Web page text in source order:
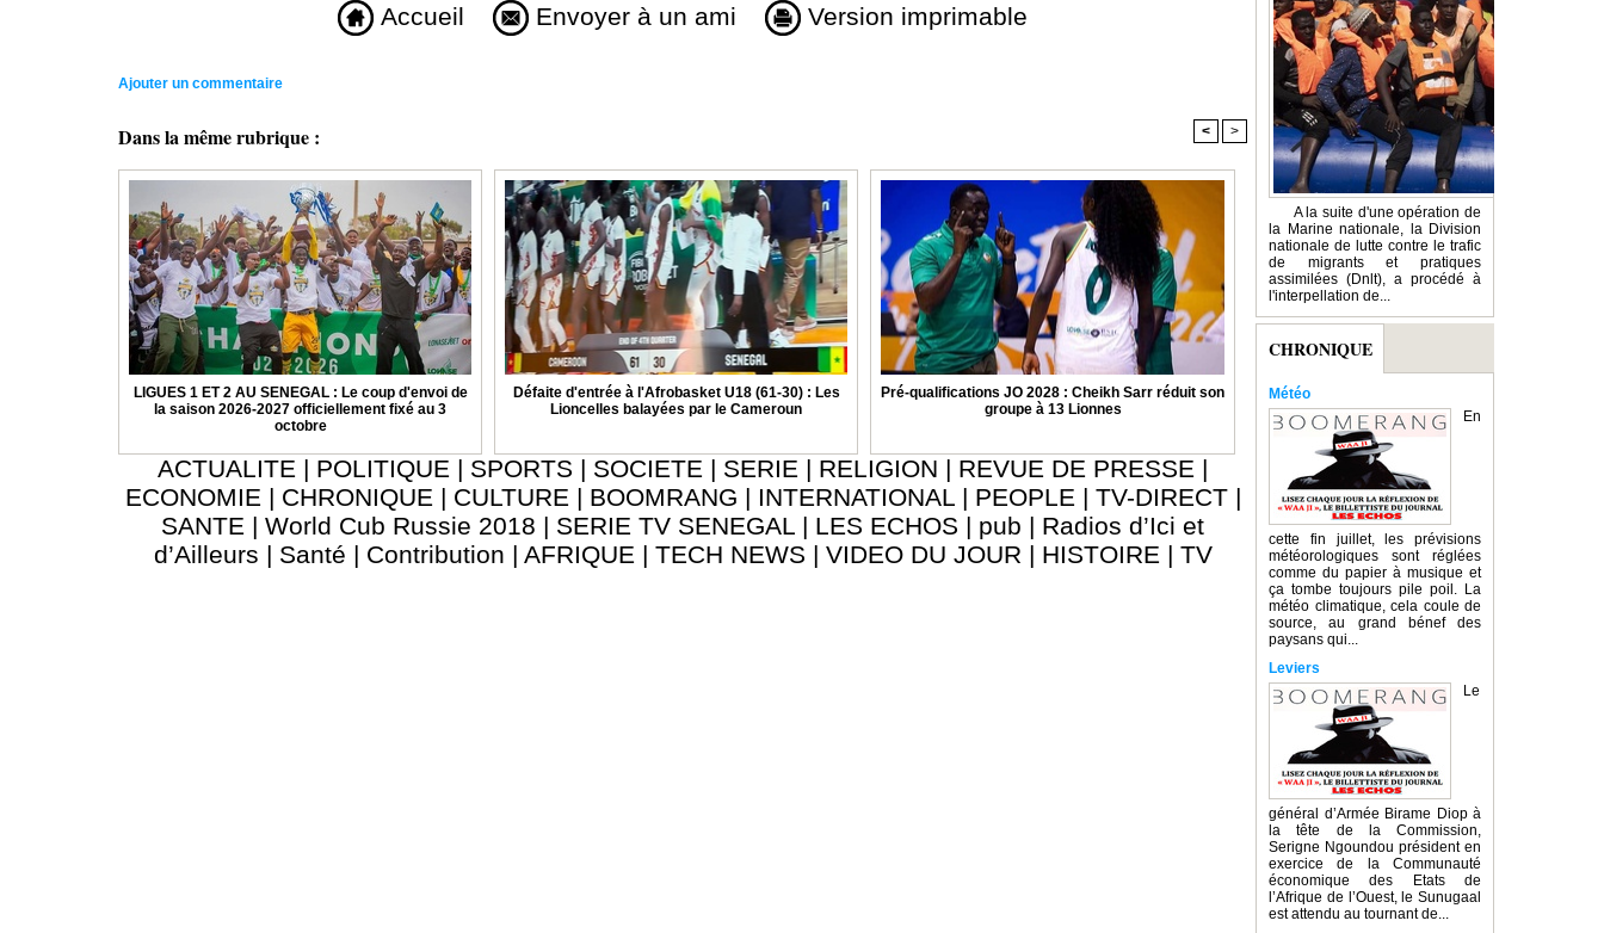
Accueil Envoyer à un ami Version imprimable
Ajouter un commentaire
Dans la même rubrique : < >
LIGUES 1 ET 2 AU SENEGAL : Le coup d'envoi de
la saison 2026-2027 officiellement fixé au 3
octobre
Défaite d'entrée à l'Afrobasket U18 (61-30) : Les
Lioncelles balayées par le Cameroun
Pré-qualifications JO 2028 : Cheikh Sarr réduit son
groupe à 13 Lionnes
ACTUALITE | POLITIQUE | SPORTS | SOCIETE | SERIE | RELIGION | REVUE DE PRESSE |
ECONOMIE | CHRONIQUE | CULTURE | BOOMRANG | INTERNATIONAL | PEOPLE | TV-DIRECT |
SANTE | World Cub Russie 2018 | SERIE TV SENEGAL | LES ECHOS | pub | Radios d’Ici et
d’Ailleurs | Santé | Contribution | AFRIQUE | TECH NEWS | VIDEO DU JOUR | HISTOIRE | TV
A la suite d'une opération de
la Marine nationale, la Division
nationale de lutte contre le trafic
de migrants et pratiques
assimilées (Dnlt), a procédé à
l'interpellation de...
CHRONIQUE
Météo
En
cette fin juillet, les prévisions
météorologiques sont réglées
comme du papier à musique et
ça tombe toujours pile poil. La
météo climatique, cela coule de
source, au grand bénef des
paysans qui...
Leviers
Le
général d’Armée Birame Diop à
la tête de la Commission,
Serigne Ngoundou président en
exercice de la Communauté
économique des Etats de
l’Afrique de l’Ouest, le Sunugaal
est attendu au tournant de...